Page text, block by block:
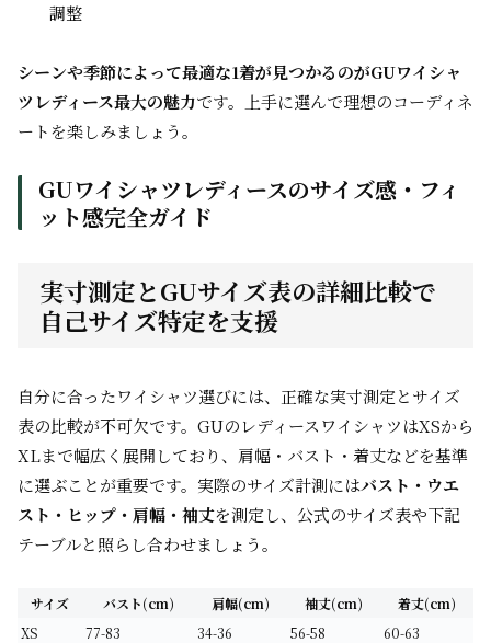
調整
シーンや季節によって最適な1着が見つかるのがGUワイシャ
ツレディース最大の魅力です。上手に選んで理想のコーディネ
ートを楽しみましょう。
GUワイシャツレディースのサイズ感・フィ
ット感完全ガイド
実寸測定とGUサイズ表の詳細比較で
自己サイズ特定を支援
自分に合ったワイシャツ選びには、正確な実寸測定とサイズ
表の比較が不可欠です。GUのレディースワイシャツはXSから
XLまで幅広く展開しており、肩幅・バスト・着丈などを基準
に選ぶことが重要です。実際のサイズ計測にはバスト・ウエ
スト・ヒップ・肩幅・袖丈を測定し、公式のサイズ表や下記
テーブルと照らし合わせましょう。
サイズ バスト(cm) 肩幅(cm) 袖丈(cm)
着丈(cm)
XS
77-83 34-36 56-58
60-63